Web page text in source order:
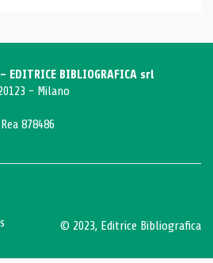
BIBLIOGRAFICA srl
- Milano
878486
© 2023, Editrice Bibliografica